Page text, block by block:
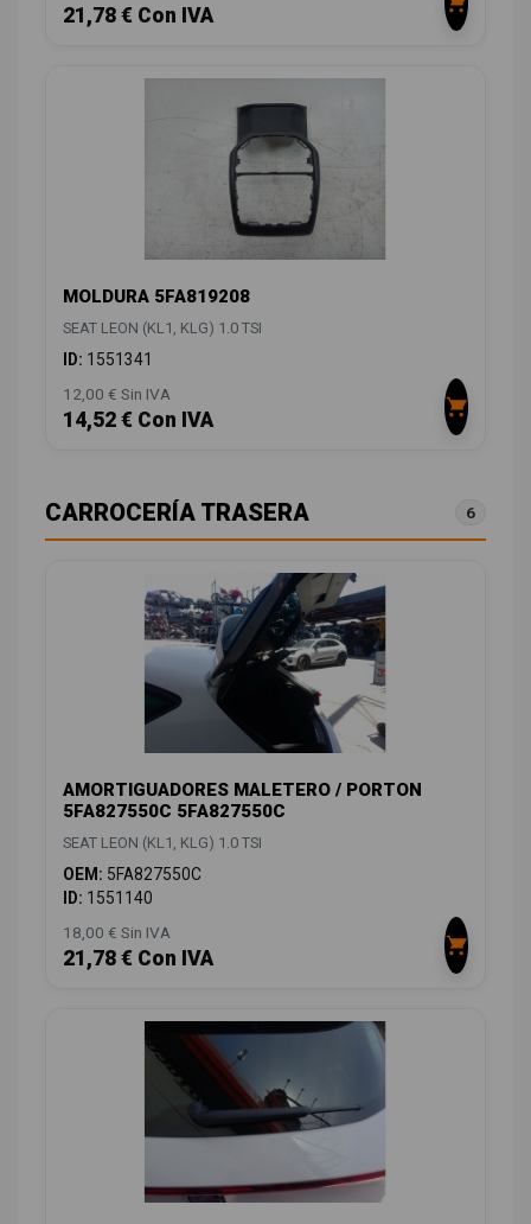
21,78 € Con IVA
MOLDURA 5FA819208
SEAT LEON (KL1, KLG) 1.0 TSI
ID: 1551341
12,00 € Sin IVA
14,52 € Con IVA
CARROCERÍA TRASERA 6
AMORTIGUADORES MALETERO / PORTON
5FA827550C 5FA827550C
SEAT LEON (KL1, KLG) 1.0 TSI
OEM: 5FA827550C
ID: 1551140
18,00 € Sin IVA
21,78 € Con IVA